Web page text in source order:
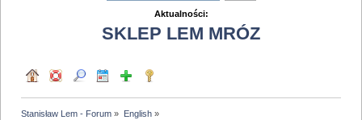
Aktualności:
SKLEP LEM MRÓZ
Stanisław Lem - Forum » English»